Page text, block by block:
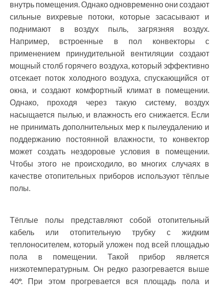
внутрь помещения. Однако одновременно они создают
сильные вихревые потоки, которые засасывают и
поднимают в воздух пыль, загрязняя воздух.
Например, встроенные в пол конвекторы с
применением принудительной вентиляции создают
мощный столб горячего воздуха, который эффективно
отсекает поток холодного воздуха, спускающийся от
окна, и создают комфортный климат в помещении.
Однако, проходя через такую систему, воздух
насыщается пылью, и влажность его снижается. Если
не принимать дополнительных мер к пылеудалению и
поддержанию постоянной влажности, то конвектор
может создать нездоровые условия в помещении.
Чтобы этого не происходило, во многих случаях в
качестве отопительных приборов используют тёплые
полы.
Тёплые полы представляют собой отопительный
кабель или отопительную трубку с жидким
теплоносителем, который уложен под всей площадью
пола в помещении. Такой прибор является
низкотемпературным. Он редко разогревается выше
40°. При этом прогревается вся площадь пола и